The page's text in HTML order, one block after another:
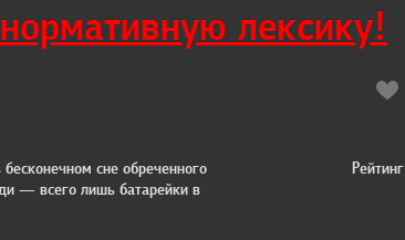
лексику!
Рейтинг
сне обреченного
— всего лишь батарейки в